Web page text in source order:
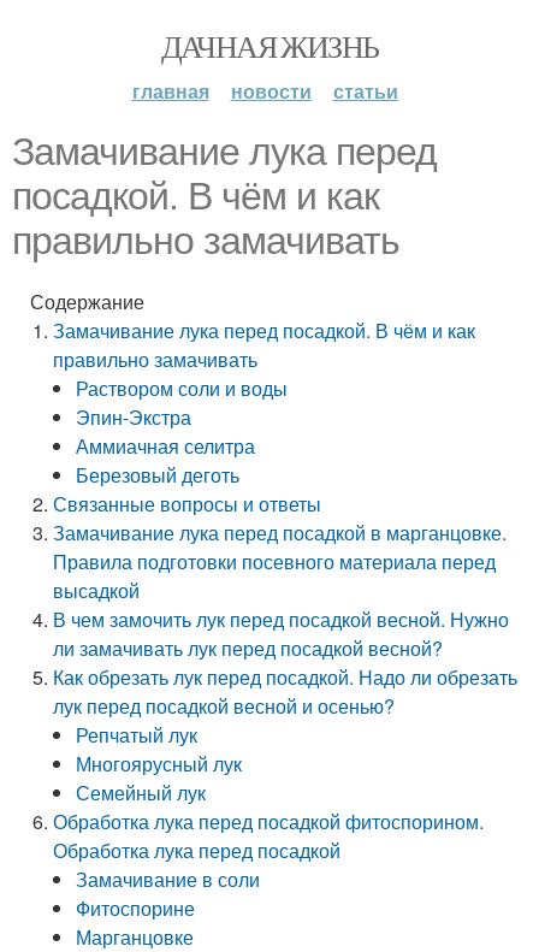
ДАЧНАЯ ЖИЗНЬ
главная новости статьи
Замачивание лука перед
посадкой. В чём и как
правильно замачивать
Содержание
Замачивание лука перед посадкой. В чём и как
правильно замачивать
Раствором соли и воды
Эпин-Экстра
Аммиачная селитра
Березовый деготь
Связанные вопросы и ответы
Замачивание лука перед посадкой в марганцовке.
Правила подготовки посевного материала перед
высадкой
В чем замочить лук перед посадкой весной. Нужно
ли замачивать лук перед посадкой весной?
Как обрезать лук перед посадкой. Надо ли обрезать
лук перед посадкой весной и осенью?
Репчатый лук
Многоярусный лук
Семейный лук
Обработка лука перед посадкой фитоспорином.
Обработка лука перед посадкой
Замачивание в соли
Фитоспорине
Марганцовке